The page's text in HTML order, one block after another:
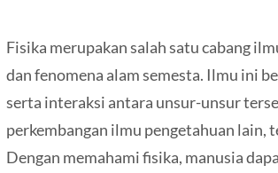
Fisika merupakan salah satu cabang
dan fenomena alam semesta. Ilmu ini
serta interaksi antara unsur-unsur
perkembangan ilmu pengetahuan lain,
Dengan memahami fisika, manusia